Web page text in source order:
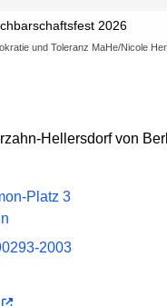
2026
und Toleranz MaHe/Nicole
Hellersdorf von
Platz 3
2003